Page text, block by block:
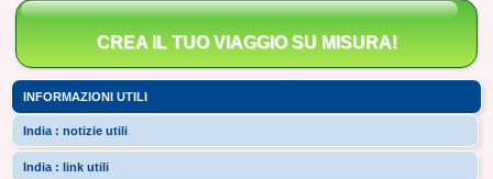
CREA IL TUO VIAGGIO SU MISURA!
INFORMAZIONI UTILI
India : notizie utili
India : link utili